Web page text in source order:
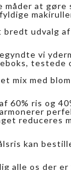
måder at gøre
bredt udvalg
vi
testede
mix med
60% ris og
reduceres
kan
alle os der